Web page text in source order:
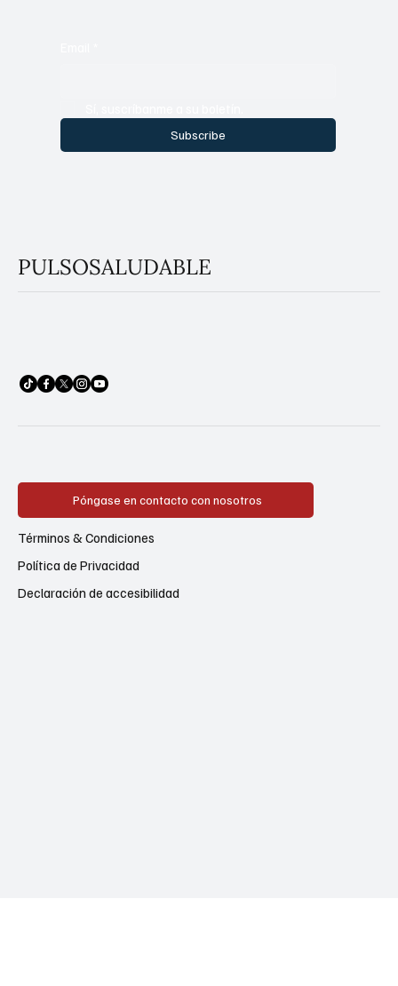
Subscribe
PULSOSALUDABLE
Póngase en contacto con nosotros
Política de Privacidad
Términos & Condiciones
Declaración de accesibilidad